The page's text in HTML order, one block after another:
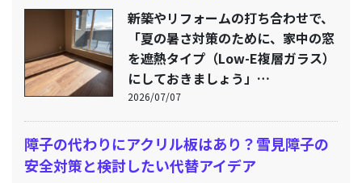
新築やリフォームの打ち合わせで、
「夏の暑さ対策のために、家中の窓
を遮熱タイプ（Low-E複層ガラス）
にしておきましょう」…
2026/07/07
障子の代わりにアクリル板はあり？雪見障子の
安全対策と検討したい代替アイデア